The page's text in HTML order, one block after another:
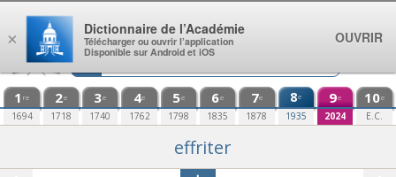
Aller au contenu
1 re
1694
2e
1718
3e
1740
4e
1762
5e
1798
6e
1835
7e
1878
8e
1935
9e
2024
10e
E.C.
effriter
×
Dictionnaire de l’Académie
Télécharger ou ouvrir l’application
Disponible sur Android et iOS
OUVRIR